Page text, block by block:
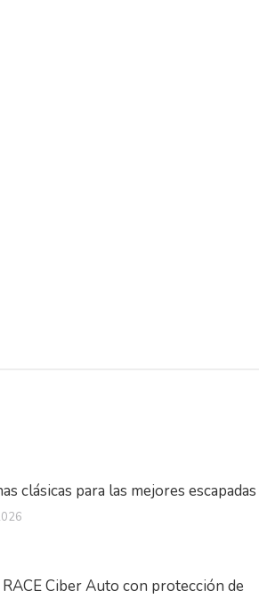
clásicas para las mejores escapadas
Ciber Auto con protección de